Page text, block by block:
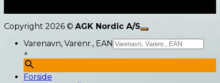
Copyright 2026 © AGK Nordic A/S
Varenavn, Varenr., EAN
×
Forside